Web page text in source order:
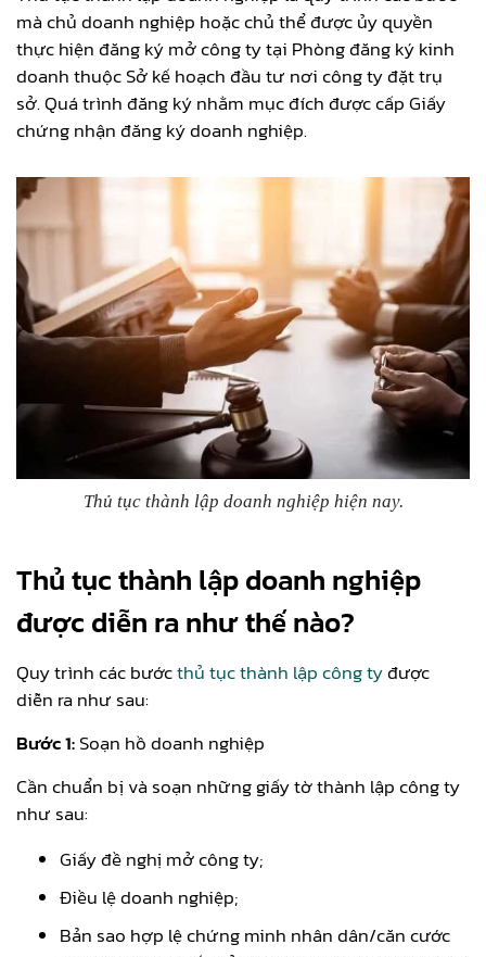
mà chủ doanh nghiệp hoặc chủ thể được ủy quyền
thực hiện đăng ký mở công ty tại Phòng đăng ký kinh
doanh thuộc Sở kế hoạch đầu tư nơi công ty đặt trụ
sở. Quá trình đăng ký nhằm mục đích được cấp Giấy
chứng nhận đăng ký doanh nghiệp.
Thủ tục thành lập doanh nghiệp hiện nay.
Thủ tục thành lập doanh nghiệp
được diễn ra như thế nào?
Quy trình các bướcthủ tục thành lập công tyđược
diễn ra như sau:
Bước 1:Soạn hồ doanh nghiệp
Cần chuẩn bị và soạn những giấy tờ thành lập công ty
như sau:
Giấy đề nghị mở công ty;
Điều lệ doanh nghiệp;
Bản sao hợp lệ chứng minh nhân dân/căn cước